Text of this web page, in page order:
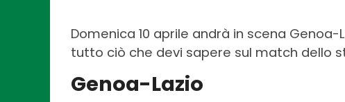
Domenica 10 aprile andrà in scena
tutto ciò che devi sapere sul match dello
Genoa-Lazio